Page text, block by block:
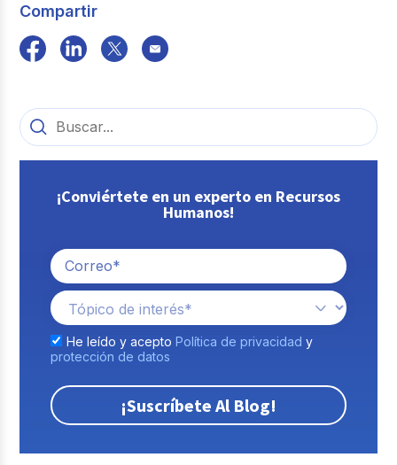
Compartir
¡Conviértete en un experto en Recursos
Humanos!
He leído y acepto Política de privacidad y
protección de datos